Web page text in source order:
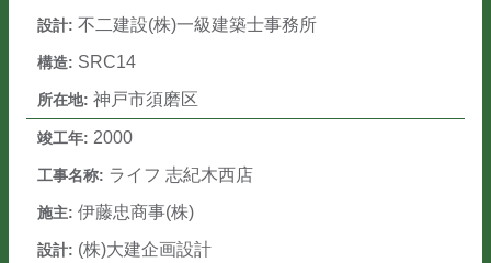
不二建設(株)一級建築士事務所
SRC14
神戸市須磨区
2000
ライフ 志紀木西店
伊藤忠商事(株)
(株)大建企画設計